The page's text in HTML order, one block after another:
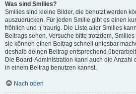
Was sind Smilies?
Smilies sind kleine Bilder, die benutzt werden
auszudrücken. Für jeden Smilie gibt es einen
fröhlich und :( traurig. Die Liste aller Smilies
Beitrags sehen. Versuche bitte trotzdem,
sie können einen Beitrag schnell unlesbar
deshalb deinen Beitrag entsprechend
Die Board-Administration kann auch die Anzahl
in einem Beitrag benutzen kannst.
Nach oben